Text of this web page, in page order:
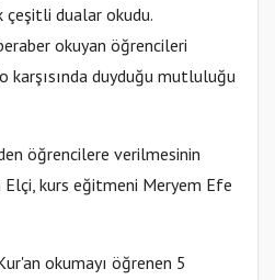
çeşitli dualar okudu.
okuyan öğrencileri
duyduğu mutluluğu
öğrencilere verilmesinin
kurs eğitmeni Meryem Efe
okumayı öğrenen 5